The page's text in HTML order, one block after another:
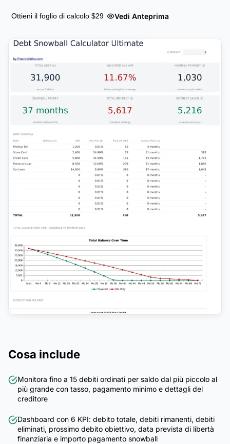
Ottieni il foglio di calcolo $29 Vedi Anteprima
Cosa include
Monitora fino a 15 debiti ordinati per saldo dal più piccolo al
più grande con tasso, pagamento minimo e dettagli del
creditore
Dashboard con 6 KPI: debito totale, debiti rimanenti, debiti
eliminati, prossimo debito obiettivo, data prevista di libertà
finanziaria e importo pagamento snowball